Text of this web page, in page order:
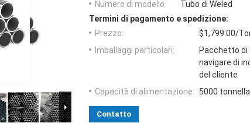
Numero di modello:
Tubo di Weled
Termini di pagamento e spedizione:
Prezzo:
$1,799.00/
Imballaggi particolari:
Pacchetto di
navigare di
del cliente
Capacità di alimentazione:
5000
Contatto